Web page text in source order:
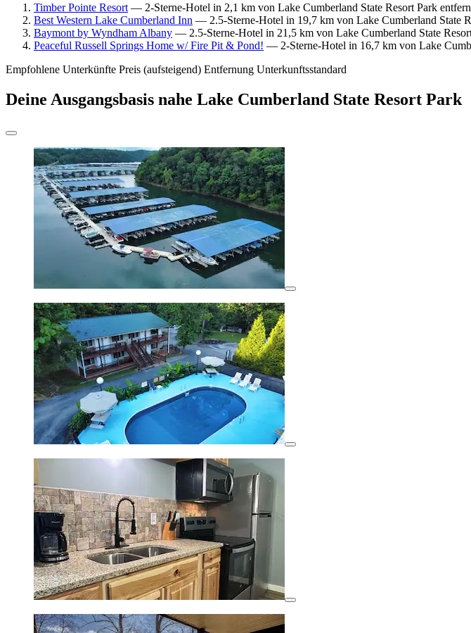
Timber Pointe Resort — 2-Sterne-Hotel in 2,1 km von Lake Cumberland State Resort Park
Best Western Lake Cumberland Inn — 2.5-Sterne-Hotel in 19,7 km von Lake Cumberland State
Baymont by Wyndham Albany — 2.5-Sterne-Hotel in 21,5 km von Lake Cumberland State
Peaceful Russell Springs Home w/ Fire Pit & Pond! — 2-Sterne-Hotel in 16,7 km von Lake
Empfohlene Unterkünfte Preis (aufsteigend) Entfernung Unterkunftsstandard
Deine Ausgangsbasis nahe Lake Cumberland State Resort Park